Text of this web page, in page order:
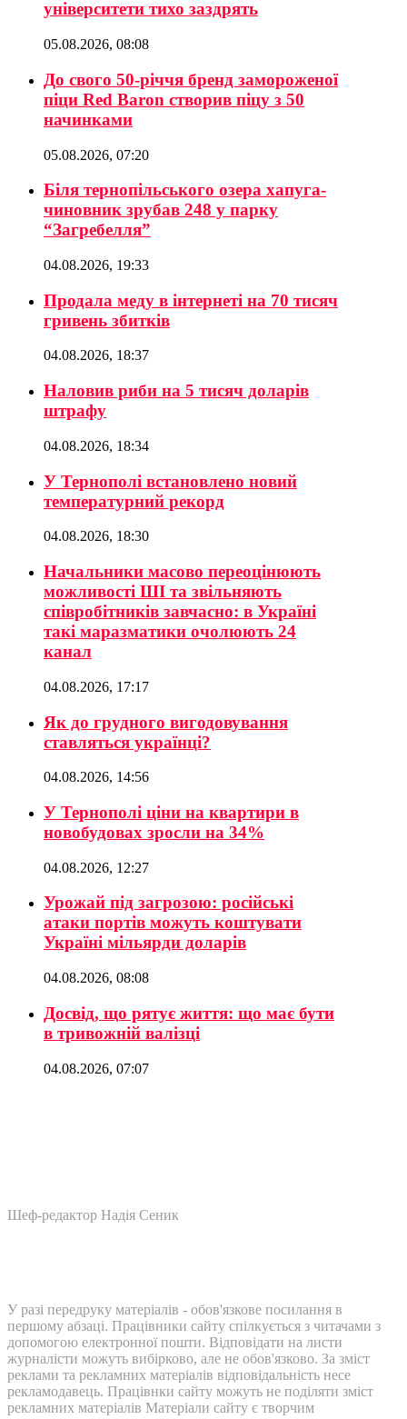
університети тихо заздрять
05.08.2026, 08:08
До свого 50-річчя бренд замороженої
піци Red Baron створив піцу з 50
начинками
05.08.2026, 07:20
Біля тернопільського озера хапуга-
чиновник зрубав 248 у парку
“Загребелля”
04.08.2026, 19:33
Продала меду в інтернеті на 70 тисяч
гривень збитків
04.08.2026, 18:37
Наловив риби на 5 тисяч доларів
штрафу
04.08.2026, 18:34
У Тернополі встановлено новий
температурний рекорд
04.08.2026, 18:30
Начальники масово переоцінюють
можливості ШІ та звільняють
співробітників завчасно: в Україні
такі маразматики очолюють 24
канал
04.08.2026, 17:17
Як до грудного вигодовування
ставляться українці?
04.08.2026, 14:56
У Тернополі ціни на квартири в
новобудовах зросли на 34%
04.08.2026, 12:27
Урожай під загрозою: російські
атаки портів можуть коштувати
Україні мільярди доларів
04.08.2026, 08:08
Досвід, що рятує життя: що має бути
в тривожній валізці
04.08.2026, 07:07
Шеф-редактор Надія Сеник
У разі передруку матеріалів - обов'язкове посилання в
першому абзаці. Працівники сайту спілкується з читачами з
допомогою електронної пошти. Відповідати на листи
журналісти можуть вибірково, але не обов'язково. За зміст
реклами та рекламних матеріалів відповідальність несе
рекламодавець. Працівнки сайту можуть не поділяти зміст
рекламних матеріалів Матеріали сайту є творчим